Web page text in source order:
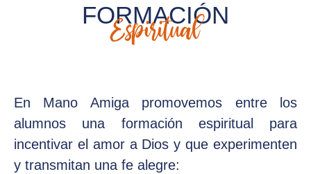
FORMACIÓN
Espiritual
En Mano Amiga promovemos entre los
alumnos una formación espiritual para
incentivar el amor a Dios y que experimenten
y transmitan una fe alegre: